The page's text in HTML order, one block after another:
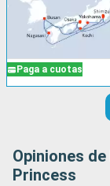
Paga a cuotas
Opiniones
Princess